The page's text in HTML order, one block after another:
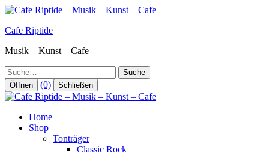
Zum
springen
Cafe Riptide
Musik – Kunst – Cafe
Suche
Öffnen (0) Schließen
Home
Shop
Tonträger
Classic Rock